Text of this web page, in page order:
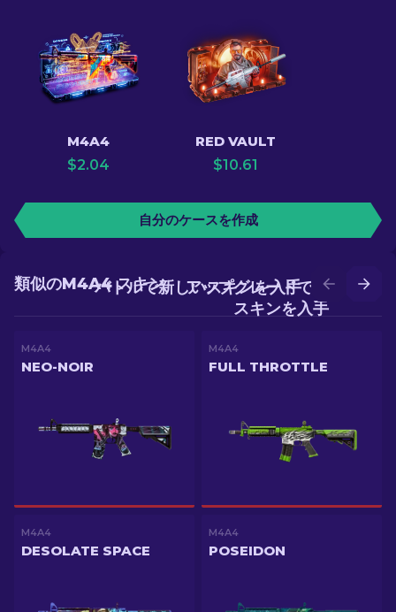
M4A4
$2.04
RED VAULT
$10.61
自分のケースを作成
アップグレードでより良い
スキンを入手
バトルで新しいスキンを入手
類似のM4A4 スキン
M4A4
NEO-NOIR
M4A4
FULL THROTTLE
M4A4
DESOLATE SPACE
M4A4
POSEIDON